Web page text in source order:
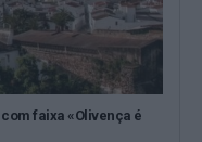
faixa «Olivença é